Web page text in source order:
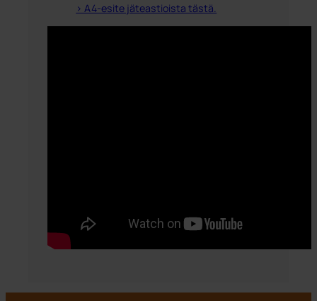
> A4-esite jäteastioista tästä.